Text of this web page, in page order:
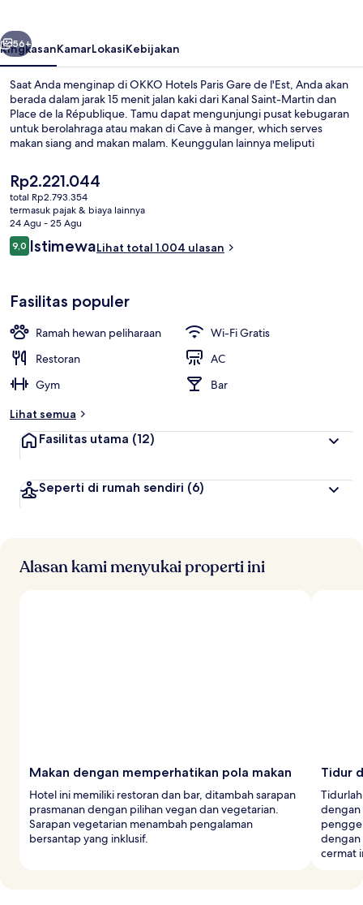
l'Est
Berikutnya
56+
RingkasanKamarLokasiKebijakan
Saat Anda menginap di OKKO Hotels Paris Gare de l'Est, Anda akan
berada dalam jarak 15 menit jalan kaki dari Kanal Saint-Martin dan
Place de la République. Tamu dapat mengunjungi pusat kebugaran
untuk berolahraga atau makan di Cave à manger, which serves
makan siang and makan malam. Keunggulan lainnya meliputi
dekat dari transportasi umum: Stasiun Gare de l'Est hanya 3 menit
dan Stasiun Paris Magenta hanya 3 menit.
Harga
saat
ini
Rp2.221.044
Rp2.221.044
total Rp2.793.354
termasuk pajak & biaya lainnya
24 Agu - 25 Agu
Ulasan
9,09,0 dari 10
IstimewaLihat total 1.004 ulasan
Fasilitas populer
Ramah hewan peliharaan
Wi-Fi Gratis
Restoran
AC
Gym
Bar
Lihat semua
Fasilitas utama (12)
Seperti di rumah sendiri (6)
Alasan kami menyukai properti ini
Makan dengan memperhatikan pola makan
Hotel ini memiliki restoran dan bar, ditambah sarapan
prasmanan dengan pilihan vegan dan vegetarian.
Sarapan vegetarian menambah pengalaman
bersantap yang inklusif.
Tidur
dengan
dengan
cermat